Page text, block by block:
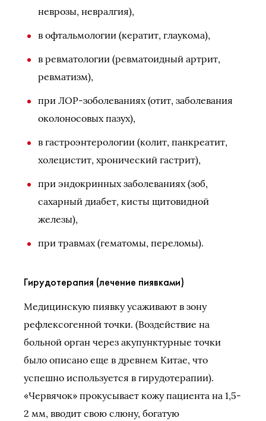
неврозы, невралгия),
в офтальмологии (кератит, глаукома),
в ревматологии (ревматоидный артрит,
ревматизм),
при ЛОР-зоболеваниях (отит, заболевания
околоносовых пазух),
в гастроэнтерологии (колит, панкреатит,
холецистит, хронический гастрит),
при эндокринных заболеваниях (зоб,
сахарный диабет, кисты щитовидной
железы),
при травмах (гематомы, переломы).
Гирудотерапия (лечение пиявками)
Медицинскую пиявку усаживают в зону
рефлексогенной точки. (Воздействие на
больной орган через акупунктурные точки
было описано еще в древнем Китае, что
успешно используется в гирудотерапии).
«Червячок» прокусывает кожу пациента на 1,5-
2 мм, вводит свою слюну, богатую